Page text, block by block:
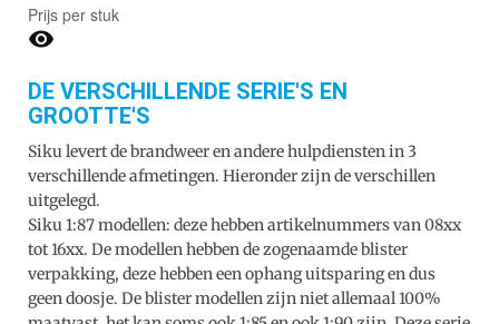
Prijs per stuk

DE VERSCHILLENDE SERIE'S EN
GROOTTE'S
Siku levert de brandweer en andere hulpdiensten in 3
verschillende afmetingen. Hieronder zijn de verschillen
uitgelegd.
Siku 1:87 modellen: deze hebben artikelnummers van 08xx
tot 16xx. De modellen hebben de zogenaamde blister
verpakking, deze hebben een ophang uitsparing en dus
geen doosje. De blister modellen zijn niet allemaal 100%